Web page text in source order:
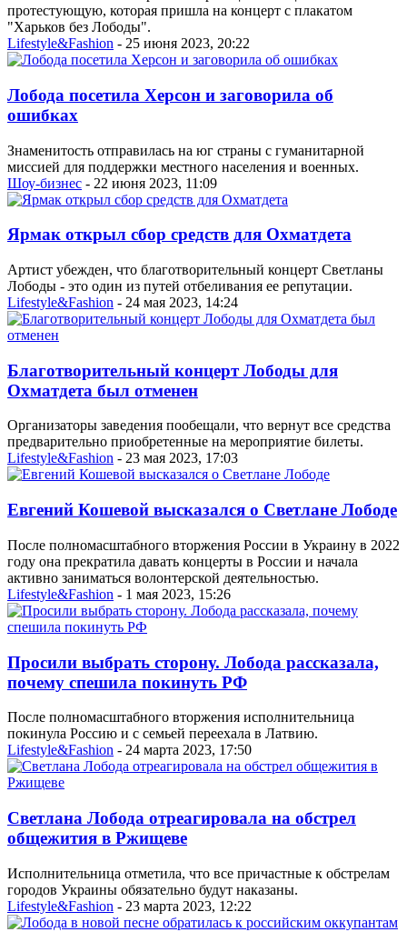
протестующую, которая пришла на концерт с плакатом
"Харьков без Лободы".
Lifestyle&Fashion - 25 июня 2023, 20:22
Лобода посетила Херсон и заговорила об
ошибках
Знаменитость отправилась на юг страны с гуманитарной
миссией для поддержки местного населения и военных.
Шоу-бизнес - 22 июня 2023, 11:09
Ярмак открыл сбор средств для Охматдета
Артист убежден, что благотворительный концерт Светланы
Лободы - это один из путей отбеливания ее репутации.
Lifestyle&Fashion - 24 мая 2023, 14:24
Благотворительный концерт Лободы для
Охматдета был отменен
Организаторы заведения пообещали, что вернут все средства
предварительно приобретенные на мероприятие билеты.
Lifestyle&Fashion - 23 мая 2023, 17:03
Евгений Кошевой высказался о Светлане Лободе
После полномасштабного вторжения России в Украину в 2022
году она прекратила давать концерты в России и начала
активно заниматься волонтерской деятельностью.
Lifestyle&Fashion - 1 мая 2023, 15:26
Просили выбрать сторону. Лобода рассказала,
почему спешила покинуть РФ
После полномасштабного вторжения исполнительница
покинула Россию и с семьей переехала в Латвию.
Lifestyle&Fashion - 24 марта 2023, 17:50
Светлана Лобода отреагировала на обстрел
общежития в Ржищеве
Исполнительница отметила, что все причастные к обстрелам
городов Украины обязательно будут наказаны.
Lifestyle&Fashion - 23 марта 2023, 12:22